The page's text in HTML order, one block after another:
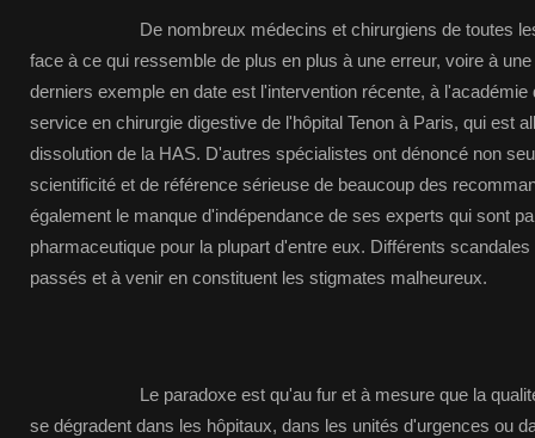
De nombreux médecins et chirurgiens de toutes les
face à ce qui ressemble de plus en plus à une erreur, voire à
derniers exemple en date est l'intervention récente, à
service en chirurgie digestive de l'hôpital Tenon à Paris, qui est
dissolution de la HAS. D'autres spécialistes ont dénoncé non
scientificité et de référence sérieuse de beaucoup des
également le manque d'indépendance de ses experts qui sont
pharmaceutique pour la plupart d'entre eux. Différents
passés et à venir en constituent les stigmates malheureux.
Le paradoxe est qu'au fur et à mesure que la qualité
se dégradent dans les hôpitaux, dans les unités d'urgences ou